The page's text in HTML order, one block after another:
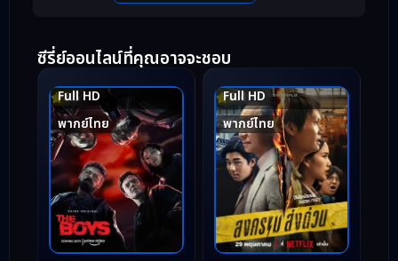
ซีรี่ย์ออนไลน์ที่คุณอาจจะชอบ
Full HD
พากย์ไทย
8.5
Full HD
พากย์ไทย
8.4